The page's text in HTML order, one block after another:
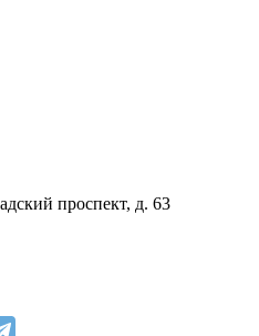
проспект, д. 63